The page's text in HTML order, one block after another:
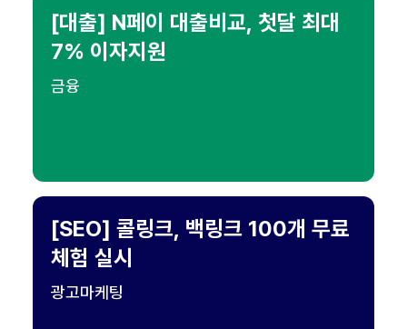
[대출] N페이 대출비교, 첫달 최대
7% 이자지원
금융
[SEO] 콜링크, 백링크 100개 무료
체험 실시
광고마케팅